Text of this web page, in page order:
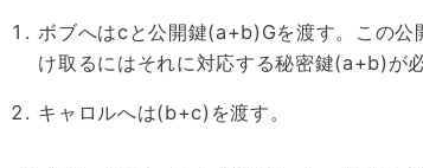
ボブへはcと公開鍵(a+b)Gを渡す。この公
け取るにはそれに対応する秘密鍵(a+b)が必
キャロルへは(b+c)を渡す。